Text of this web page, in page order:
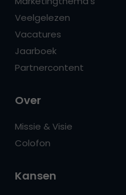
Veelgelezen
Vacatures
Jaarboek
Partnercontent
Over
Missie & Visie
Colofon
Kansen